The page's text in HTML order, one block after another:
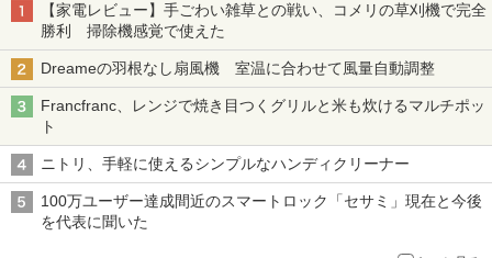
【家電レビュー】手ごわい雑草との戦い、コメリの草刈機で完全
勝利 掃除機感覚で使えた
Dreameの羽根なし扇風機 室温に合わせて風量自動調整
Francfranc、レンジで焼き目つくグリルと米も炊けるマルチポッ
ト
ニトリ、手軽に使えるシンプルなハンディクリーナー
100万ユーザー達成間近のスマートロック「セサミ」現在と今後
を代表に聞いた